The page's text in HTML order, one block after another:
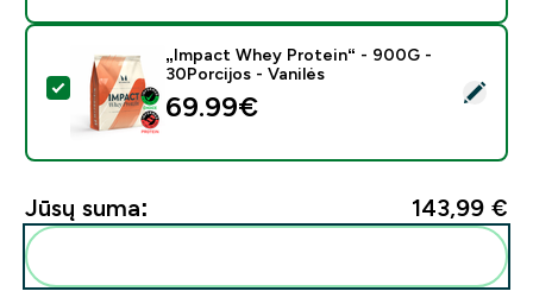
Pasirinkti šį produktą - „Impact Whey Protein“ -
„Impact Whey Protein“ - 900G -
30Porcijos - Vanilės
69.99€‎
Jūsų suma: 143,99 €‎